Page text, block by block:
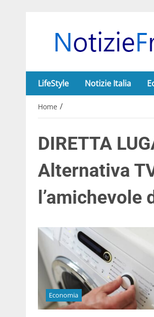
LifeStyle Notizie Italia
Home /
DIRETTA
Alternativa
l’amichevole
Economia